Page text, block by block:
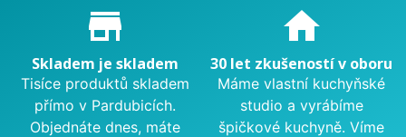
Proč nakupovat u nás?
store_mall_directory
Skladem je skladem
Tisíce produktů skladem
přímo v Pardubicích.
Objednáte dnes, máte
home
30 let zkušeností v oboru
Máme vlastní kuchyňské
studio a vyrábíme
špičkové kuchyně. Víme